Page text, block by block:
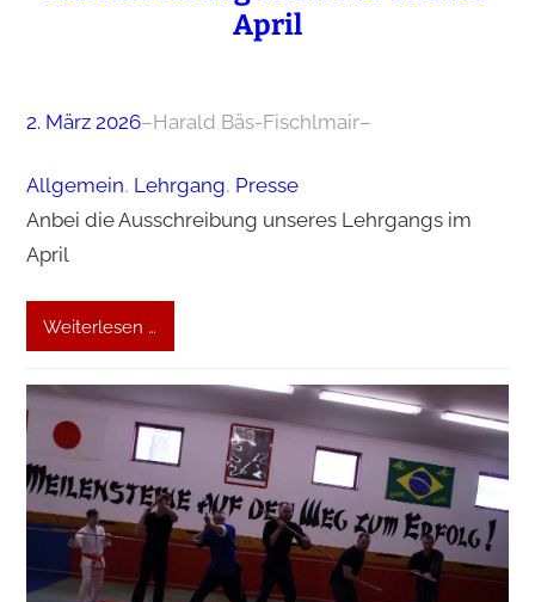
April
2. März 2026–Harald Bäs-Fischlmair–
Allgemein, Lehrgang, Presse
Anbei die Ausschreibung unseres Lehrgangs im
April
Weiterlesen …